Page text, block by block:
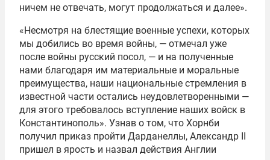
ничем не отвечать, могут продолжаться и далее».
«Несмотря на блестящие военные успехи, которых
мы добились во время войны, — отмечал уже
после войны русский посол, — и на полученные
нами благодаря им материальные и моральные
преимущества, наши национальные стремления в
известной части остались неудовлетворенными —
для этого требовалось вступление наших войск в
Константинополь». Узнав о том, что Хорнби
получил приказ пройти Дарданеллы, Александр II
пришел в ярость и назвал действия Англии